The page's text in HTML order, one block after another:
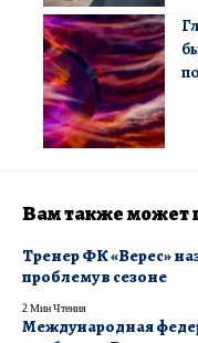
Вам также может
Тренер ФК «Верес»
проблему в сезоне
2 Мин Чтения
Международная